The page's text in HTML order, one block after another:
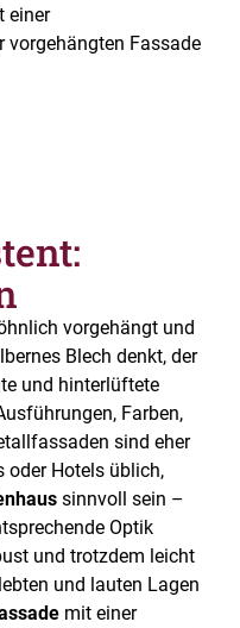
einer
Fassade
vorgehängt und
Blech denkt, der
und hinterlüftete
Farben,
sind eher
oder Hotels üblich,
sinnvoll sein –
Optik
und trotzdem leicht
und lauten Lagen
mit einer